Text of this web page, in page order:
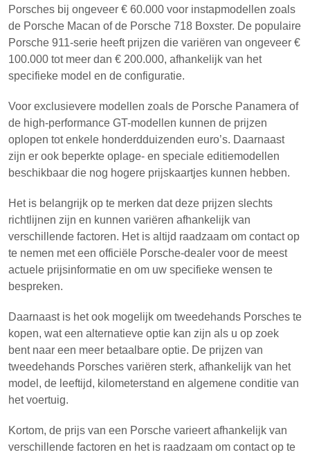
Porsches bij ongeveer € 60.000 voor instapmodellen zoals
de Porsche Macan of de Porsche 718 Boxster. De populaire
Porsche 911-serie heeft prijzen die variëren van ongeveer €
100.000 tot meer dan € 200.000, afhankelijk van het
specifieke model en de configuratie.
Voor exclusievere modellen zoals de Porsche Panamera of
de high-performance GT-modellen kunnen de prijzen
oplopen tot enkele honderdduizenden euro’s. Daarnaast
zijn er ook beperkte oplage- en speciale editiemodellen
beschikbaar die nog hogere prijskaartjes kunnen hebben.
Het is belangrijk op te merken dat deze prijzen slechts
richtlijnen zijn en kunnen variëren afhankelijk van
verschillende factoren. Het is altijd raadzaam om contact op
te nemen met een officiële Porsche-dealer voor de meest
actuele prijsinformatie en om uw specifieke wensen te
bespreken.
Daarnaast is het ook mogelijk om tweedehands Porsches te
kopen, wat een alternatieve optie kan zijn als u op zoek
bent naar een meer betaalbare optie. De prijzen van
tweedehands Porsches variëren sterk, afhankelijk van het
model, de leeftijd, kilometerstand en algemene conditie van
het voertuig.
Kortom, de prijs van een Porsche varieert afhankelijk van
verschillende factoren en het is raadzaam om contact op te